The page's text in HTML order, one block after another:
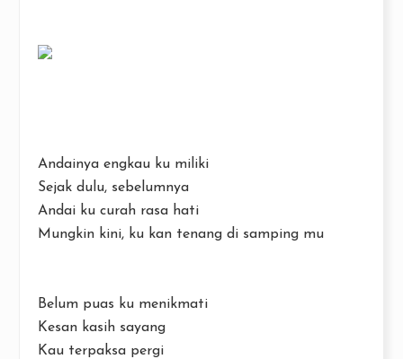
Andainya engkau ku miliki
Sejak dulu, sebelumnya
Andai ku curah rasa hati
Mungkin kini, ku kan tenang di samping mu
Belum puas ku menikmati
Kesan kasih sayang
Kau terpaksa pergi